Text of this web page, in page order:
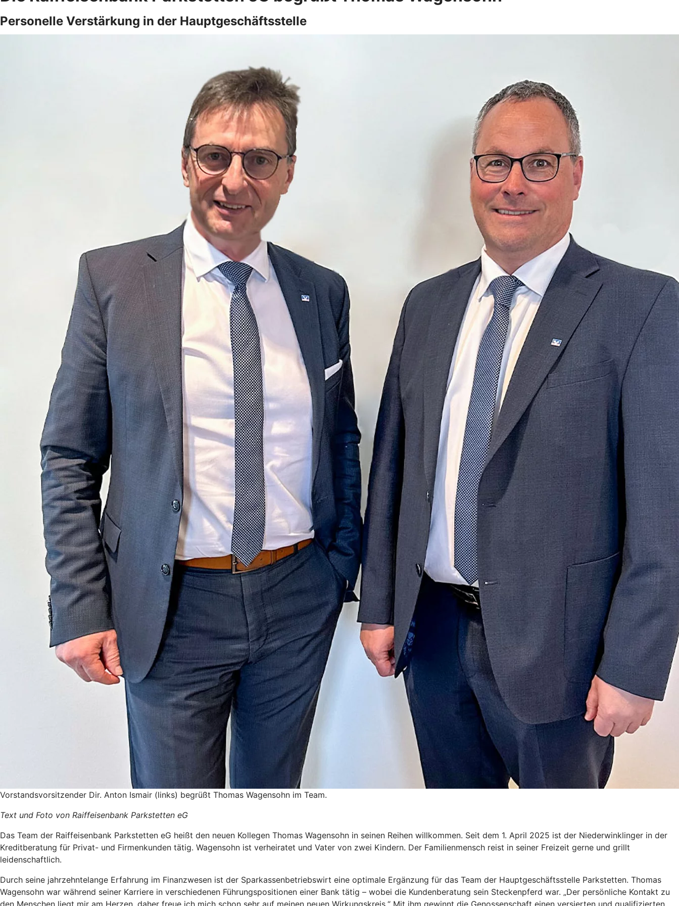
Personelle Verstärkung in der Hauptgeschäftsstelle
Vorstandsvorsitzender Dir. Anton Ismair (links) begrüßt Thomas Wagensohn im Team.
Text und Foto von Raiffeisenbank Parkstetten eG
Das Team der Raiffeisenbank Parkstetten eG heißt den neuen Kollegen Thomas Wagensohn in seinen Reihen willkommen. Seit dem 1. April 2025 ist der Niederwinklinger in der
Kreditberatung für Privat- und Firmenkunden tätig. Wagensohn ist verheiratet und Vater von zwei Kindern. Der Familienmensch reist in seiner Freizeit gerne und grillt
leidenschaftlich.
Durch seine jahrzehntelange Erfahrung im Finanzwesen ist der Sparkassenbetriebswirt eine optimale Ergänzung für das Team der Hauptgeschäftsstelle Parkstetten. Thomas
Wagensohn war während seiner Karriere in verschiedenen Führungspositionen einer Bank tätig – wobei die Kundenberatung sein Steckenpferd war. „Der persönliche Kontakt zu
den Menschen liegt mir am Herzen, daher freue ich mich schon sehr auf meinen neuen Wirkungskreis.“ Mit ihm gewinnt die Genossenschaft einen versierten und qualifizierten